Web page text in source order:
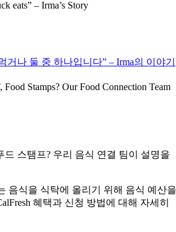
거나 둘 중 하나입니다” – Irma의 이야기
드 스탬프? 우리 음식 연결 팀이 설명을
음식을 식탁에 올리기 위해 음식 예산을
혜택과 신청 방법에 대해 자세히